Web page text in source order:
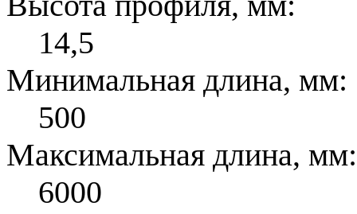
14,5
Минимальная длина, мм:
500
Максимальная длина, мм:
6000